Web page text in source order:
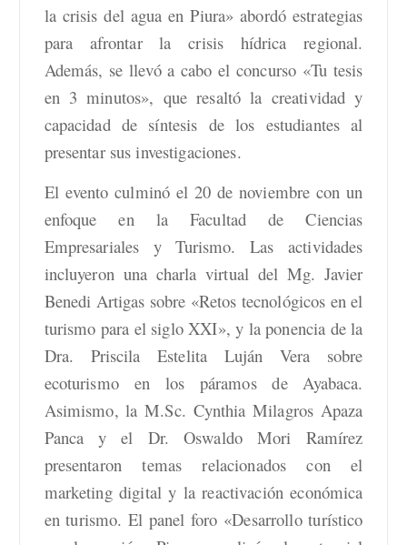
la crisis del agua en Piura» abordó estrategias
para afrontar la crisis hídrica regional.
Además, se llevó a cabo el concurso «Tu tesis
en 3 minutos», que resaltó la creatividad y
capacidad de síntesis de los estudiantes al
presentar sus investigaciones.
El evento culminó el 20 de noviembre con un
enfoque en la Facultad de Ciencias
Empresariales y Turismo. Las actividades
incluyeron una charla virtual del Mg. Javier
Benedi Artigas sobre «Retos tecnológicos en el
turismo para el siglo XXI», y la ponencia de la
Dra. Priscila Estelita Luján Vera sobre
ecoturismo en los páramos de Ayabaca.
Asimismo, la M.Sc. Cynthia Milagros Apaza
Panca y el Dr. Oswaldo Mori Ramírez
presentaron temas relacionados con el
marketing digital y la reactivación económica
en turismo. El panel foro «Desarrollo turístico